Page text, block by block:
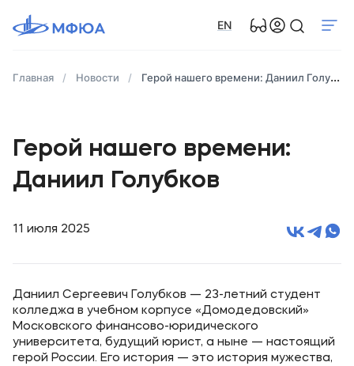
EN
Главная Новости Герой нашего времени: Даниил Голубков
Герой нашего времени:
Даниил Голубков
11 июля 2025
Даниил Сергеевич Голубков — 23-летний студент
колледжа в учебном корпусе «Домодедовский»
Московского финансово-юридического
университета, будущий юрист, а ныне — настоящий
герой России. Его история — это история мужества,